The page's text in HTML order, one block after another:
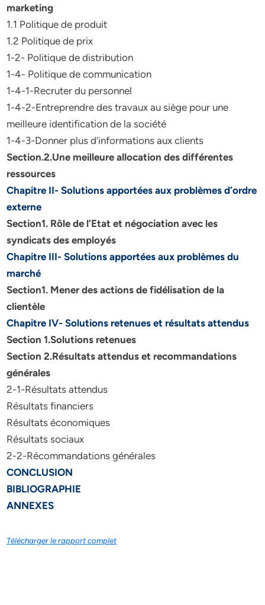
marketing
1.1 Politique de produit
1.2 Politique de prix
1-2- Politique de distribution
1-4- Politique de communication
1-4-1-Recruter du personnel
1-4-2-Entreprendre des travaux au siège pour une
meilleure identification de la société
1-4-3-Donner plus d’informations aux clients
Section.2.Une meilleure allocation des différentes
ressources
Chapitre II- Solutions apportées aux problèmes d’ordre
externe
Section1. Rôle de l’Etat et négociation avec les
syndicats des employés
Chapitre III- Solutions apportées aux problèmes du
marché
Section1. Mener des actions de fidélisation de la
clientèle
Chapitre IV- Solutions retenues et résultats attendus
Section 1.Solutions retenues
Section 2.Résultats attendus et recommandations
générales
2-1-Résultats attendus
Résultats financiers
Résultats économiques
Résultats sociaux
2-2-Récommandations générales
CONCLUSION
BIBLIOGRAPHIE
ANNEXES
Télécharger le rapport complet